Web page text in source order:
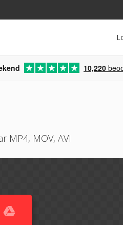
10,220
MP4, MOV, AVI